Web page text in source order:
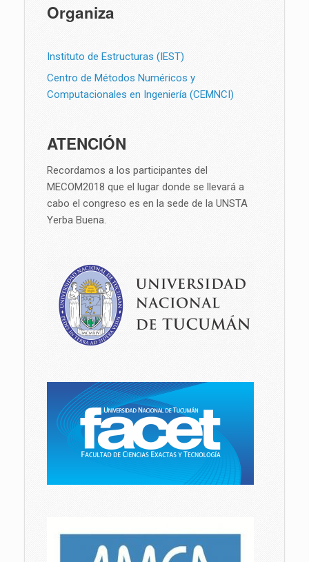
Organiza
Instituto de Estructuras (IEST)
Centro de Métodos Numéricos y
Computacionales en Ingeniería (CEMNCI)
ATENCIÓN
Recordamos a los participantes del
MECOM2018 que el lugar donde se llevará a
cabo el congreso es en la sede de la UNSTA
Yerba Buena.